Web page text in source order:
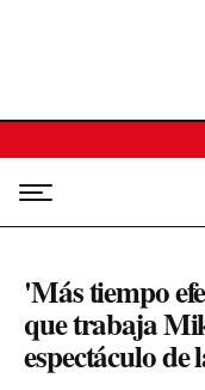
'Más tiempo
que trabaja
espectáculo